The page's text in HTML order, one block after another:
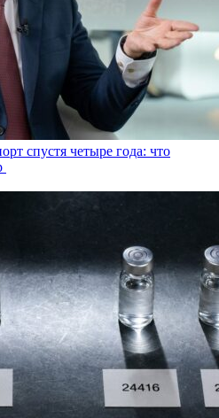
спустя четыре года: что